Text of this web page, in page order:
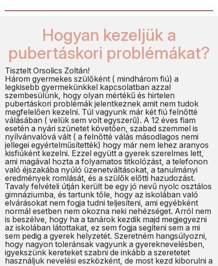
Hogyan kezeljük a
pubertáskori problémákat?
Tisztelt Orsolics Zoltán!
Három gyermekes szülőként ( mindhárom fiú) a
legkisebb gyermekünkkel kapcsolatban azzal
szembesülünk, hogy olyan mértékű és hirtelen
pubertáskori problémák jelentkeznek amit nem tudok
megfelelően kezelni. Túl vagyunk már két fiú felnőtté
válásában ( velük sem volt egyszerű). A 12 éves fiam
esetén a nyári szünetet követően, szabad szemmel is
nyílvánvalóvá vált ( a felnőtté válás másodlagos nemi
jellegei egyértelműsítették) hogy már nem lehez aranyos
kisfiúként kezelni. Ezzel együtt a gyerek szerelmes lett,
ami magával hozta a folyamatos titkolózást, a telefonon
való éjszakába nyúló üzenetváltásokat, a tanulmányi
eredmények romlását, és a szülők előtti hazudozást.
Tavaly felvételi útján került be egy jó nevű nyolc osztálos
gimnáziumba, és tartunk tőle, hogy az iskolában való
elvárásokat nem fogja tudni teljesíteni, ami egyébként
normál esetben nem okozna neki nehézséget. Arról nem
is beszélve, hogy ha a tanárok kezdik majd megjegyezni
az iskolában látottakat, ez sem fogja segíteni sem a mi
sem pedig a gyerek helyzetét. Szeretném hangsúlyozni,
hogy nagyon toleránsak vagyunk a gyereknevelésben,
igyekszünk kereteket szabni de inkább a szeretetet
használjuk nevelési eszközként, de most kezd kiborulni a